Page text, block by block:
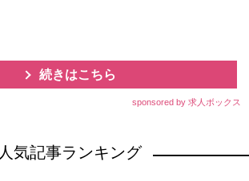
続きはこちら
sponsored by 求人ボックス
人気記事ランキング